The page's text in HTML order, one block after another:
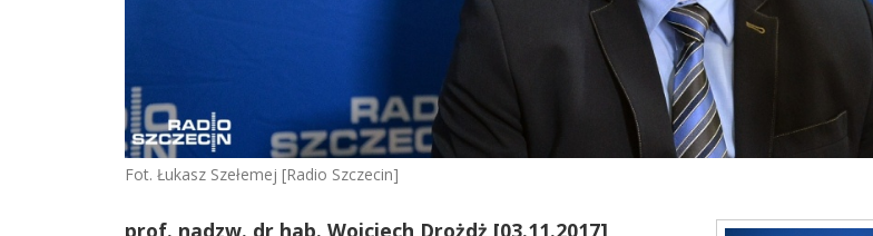
Fot. Łukasz Szełemej [Radio Szczecin]
prof. nadzw. dr hab. Wojciech Drożdż [03.11.2017]